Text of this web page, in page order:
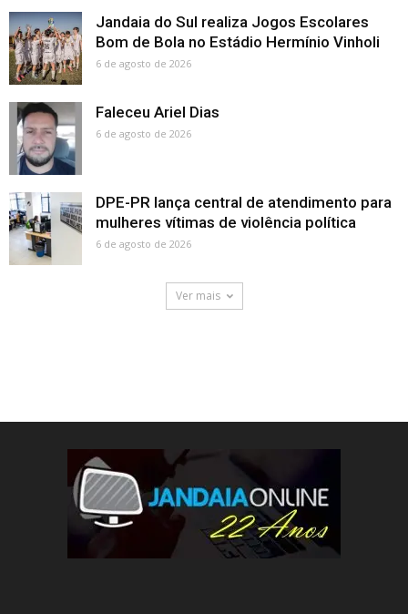
Jandaia do Sul realiza Jogos Escolares
Bom de Bola no Estádio Hermínio Vinholi
6 de agosto de 2026
Faleceu Ariel Dias
6 de agosto de 2026
DPE-PR lança central de atendimento para
mulheres vítimas de violência política
6 de agosto de 2026
Ver mais